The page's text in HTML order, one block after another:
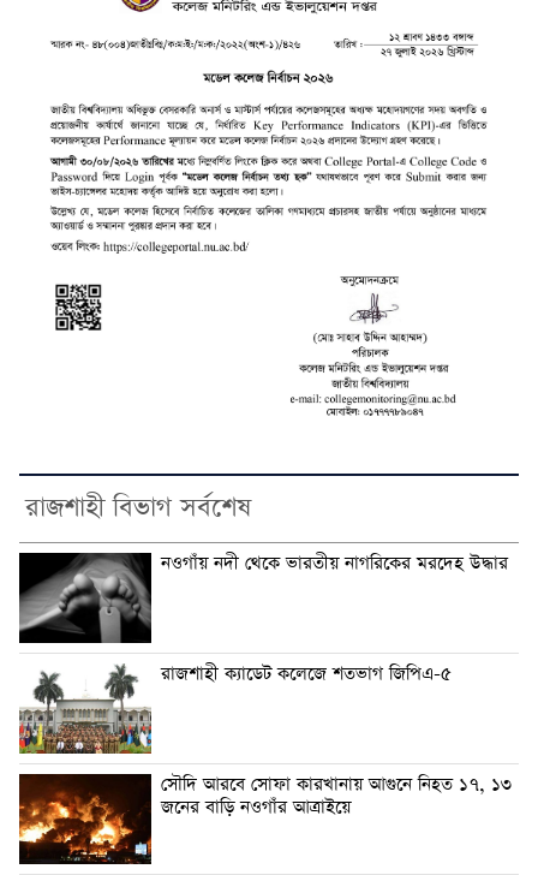
রাজশাহী বিভাগ সর্বশেষ
নওগাঁয় নদী থেকে ভারতীয় নাগরিকের মরদেহ উদ্ধার
রাজশাহী ক্যাডেট কলেজে শতভাগ জিপিএ-৫
সৌদি আরবে সোফা কারখানায় আগুনে নিহত ১৭, ১৩
জনের বাড়ি নওগাঁর আত্রাইয়ে